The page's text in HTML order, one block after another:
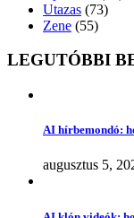
Utazas (73)
Zene (55)
LEGUTÓBBI
AI hírbemondó:
augusztus 5,